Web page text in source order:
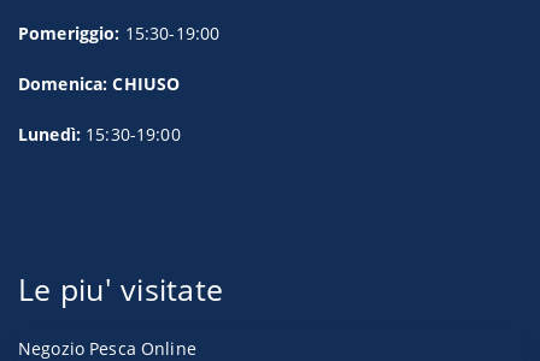
Pomeriggio: 15:30-19:00
Domenica: CHIUSO
Lunedì: 15:30-19:00
Le piu' visitate
Negozio Pesca Online